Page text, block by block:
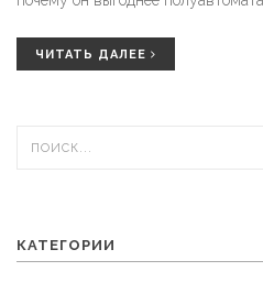
ЧИТАТЬ ДАЛЕЕ
КАТЕГОРИИ